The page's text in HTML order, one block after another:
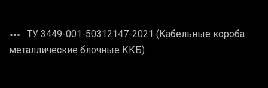
ТУ 3449-001-50312147-2021 (Кабельные короба
металлические блочные ККБ)